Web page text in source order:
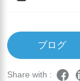
ブログ
Share with :